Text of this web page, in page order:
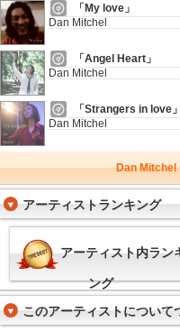
「My love」
Dan Mitchel
「Angel Heart」
Dan Mitchel
「Strangers in love」
Dan Mitchel
Dan Mitchel
アーティストランキング
アーティスト内ラン
ング
このアーティストについて